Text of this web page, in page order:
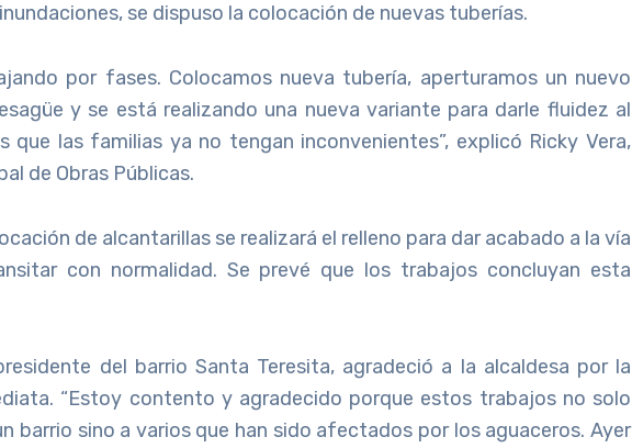
se dispuso la colocación de nuevas tuberías.
por fases. Colocamos nueva tubería, aperturamos un nuevo
y se está realizando una nueva variante para darle fluidez al
que las familias ya no tengan inconvenientes”, explicó Ricky Vera,
de Obras Públicas.
de alcantarillas se realizará el relleno para dar acabado a la vía
con normalidad. Se prevé que los trabajos concluyan esta
del barrio Santa Teresita, agradeció a la alcaldesa por la
“Estoy contento y agradecido porque estos trabajos no solo
barrio sino a varios que han sido afectados por los aguaceros. Ayer